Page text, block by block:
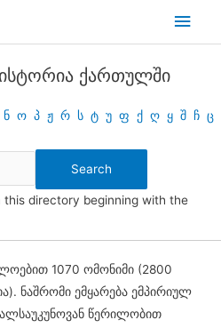
Main
ქართულში
ნ ო პ ჟ რ ს ტ უ ფ ქ ღ ყ შ ჩ ც
directory beginning with the
1070 ომონიმი (2800
ნაშრომი ემყარება ემპირიულ
წერილობით